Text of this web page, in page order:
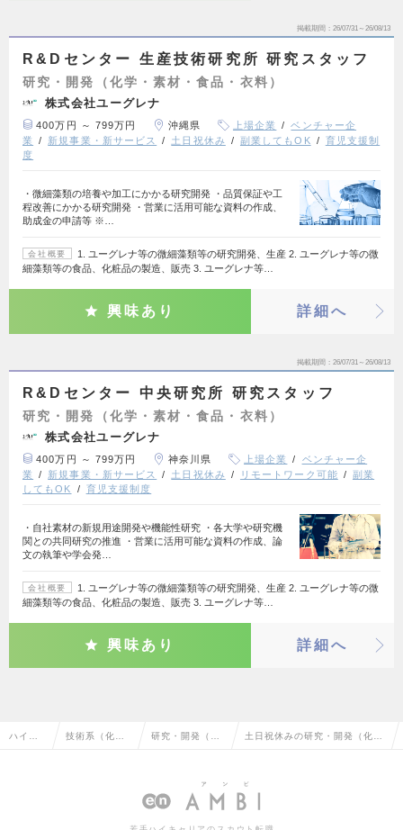
掲載期間 26/07/31～26/08/13
R&Dセンター 生産技術研究所 研究スタッフ
研究・開発（化学・素材・食品・衣料）
株式会社ユーグレナ
400万円 ～ 799万円 沖縄県 上場企業
ベンチャー企
業
新規事業・新サービス 土日祝休み 副業してもOK
育児支援制
度
・微細藻類の培養や加工にかかる研究開発 ・品質保証や工
程改善にかかる研究開発 ・営業に活用可能な資料の作成、
助成金の申請等 ※…
会社概要
1. ユーグレナ等の微細藻類等の研究開発、生産 2. ユーグレナ等の微
細藻類等の食品、化粧品の製造、販売 3. ユーグレナ等…
興味あり 詳細へ
掲載期間 26/07/31～26/08/13
R&Dセンター 中央研究所 研究スタッフ
研究・開発（化学・素材・食品・衣料）
株式会社ユーグレナ
400万円 ～ 799万円 神奈川県 上場企業
ベンチャー企
業
新規事業・新サービス 土日祝休み リモートワーク可能
副業
してもOK
育児支援制度
・自社素材の新規用途開発や機能性研究 ・各大学や研究機
関との共同研究の推進 ・営業に活用可能な資料の作成、論
文の執筆や学会発…
会社概要
1. ユーグレナ等の微細藻類等の研究開発、生産 2. ユーグレナ等の微
細藻類等の食品、化粧品の製造、販売 3. ユーグレナ等…
興味あり 詳細へ
ハイク 技術系（化 研究・開発（化
品・衣料）
土日祝休みの研究・開発（化
職・求人情報一覧